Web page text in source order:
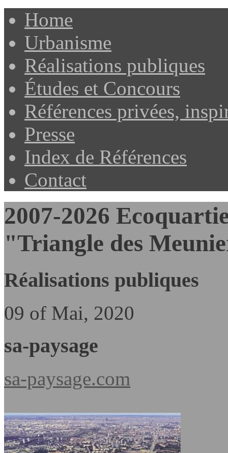
Home
Urbanisme
Réalisations publiques
Études et Concours
Références privées,
Presse
Index de Références
Contact
2007-2026
"Triangle des
Réalisations publiques
09 of Mai, 2020
sa-paysage
sa-paysage.com